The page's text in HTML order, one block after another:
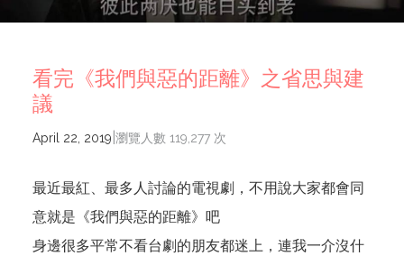
看完《我們與惡的距離》之省思與建
議
April 22, 2019 瀏覽人數 119,277 次
最近最紅、最多人討論的電視劇，不用說大家都會同
意就是《我們與惡的距離》吧
身邊很多平常不看台劇的朋友都迷上，連我一介沒什